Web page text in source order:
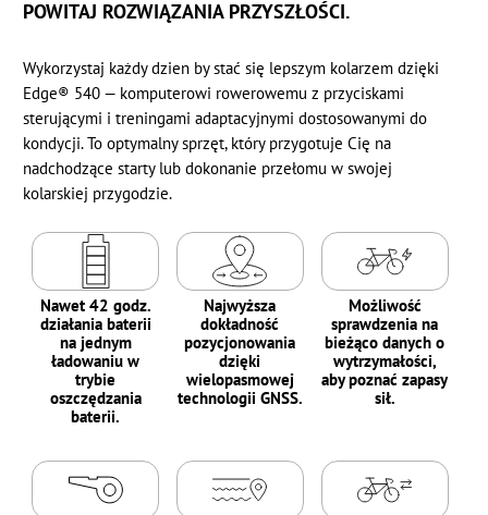
POWITAJ ROZWIĄZANIA PRZYSZŁOŚCI.
Wykorzystaj każdy dzien by stać się lepszym kolarzem dzięki
Edge® 540 — komputerowi rowerowemu z przyciskami
sterującymi i treningami adaptacyjnymi dostosowanymi do
kondycji. To optymalny sprzęt, który przygotuje Cię na
nadchodzące starty lub dokonanie przełomu w swojej
kolarskiej przygodzie.
Nawet 42 godz.
działania baterii
na jednym
ładowaniu w
trybie
oszczędzania
baterii.
Najwyższa
dokładność
pozycjonowania
dzięki
wielopasmowej
technologii GNSS.
Możliwość
sprawdzenia na
bieżąco danych o
wytrzymałości,
aby poznać zapasy
sił.